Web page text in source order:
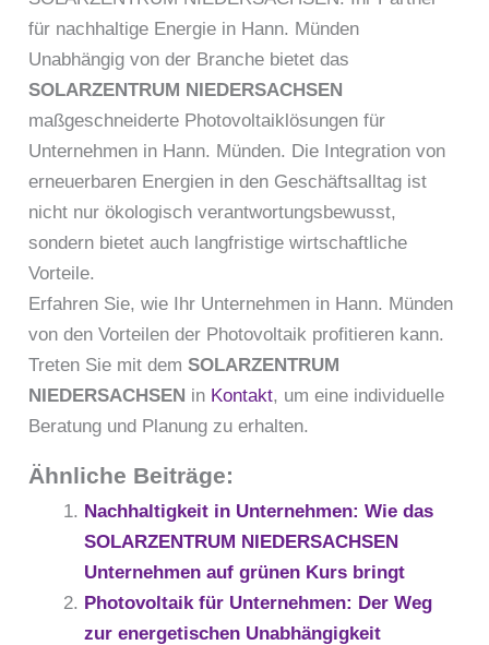
für nachhaltige Energie in Hann. Münden
Unabhängig von der Branche bietet das
SOLARZENTRUM NIEDERSACHSEN
maßgeschneiderte Photovoltaiklösungen für
Unternehmen in Hann. Münden. Die Integration von
erneuerbaren Energien in den Geschäftsalltag ist
nicht nur ökologisch verantwortungsbewusst,
sondern bietet auch langfristige wirtschaftliche
Vorteile.
Erfahren Sie, wie Ihr Unternehmen in Hann. Münden
von den Vorteilen der Photovoltaik profitieren kann.
Treten Sie mit demSOLARZENTRUM
NIEDERSACHSEN in Kontakt, um eine individuelle
Beratung und Planung zu erhalten.
Ähnliche Beiträge:
Nachhaltigkeit in Unternehmen: Wie das
SOLARZENTRUM NIEDERSACHSEN
Unternehmen auf grünen Kurs bringt
Photovoltaik für Unternehmen: Der Weg
zur energetischen Unabhängigkeit